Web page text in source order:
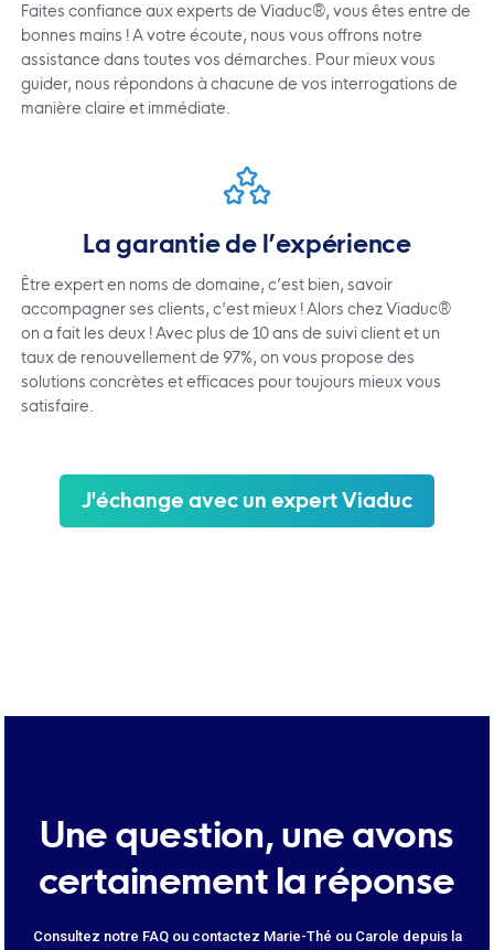
Faites confiance aux experts de Viaduc®, vous êtes entre de
bonnes mains ! A votre écoute, nous vous offrons notre
assistance dans toutes vos démarches. Pour mieux vous
guider, nous répondons à chacune de vos interrogations de
manière claire et immédiate.
La garantie de l’expérience
Être expert en noms de domaine, c’est bien, savoir
accompagner ses clients, c’est mieux ! Alors chez Viaduc®
on a fait les deux ! Avec plus de 10 ans de suivi client et un
taux de renouvellement de 97%, on vous propose des
solutions concrètes et efficaces pour toujours mieux vous
satisfaire.
J'échange avec un expert Viaduc
Une question, une avons
certainement la réponse
Consultez notre FAQ ou contactez Marie-Thé ou Carole depuis la